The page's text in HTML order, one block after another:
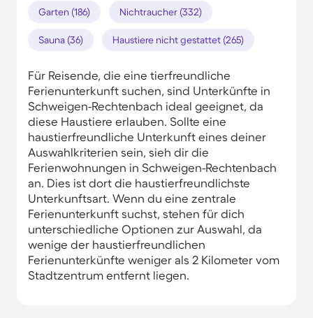
Garten (186) Nichtraucher (332)
Sauna (36) Haustiere nicht gestattet (265)
Für Reisende, die eine tierfreundliche
Ferienunterkunft suchen, sind Unterkünfte in
Schweigen-Rechtenbach ideal geeignet, da
diese Haustiere erlauben. Sollte eine
haustierfreundliche Unterkunft eines deiner
Auswahlkriterien sein, sieh dir die
Ferienwohnungen in Schweigen-Rechtenbach
an. Dies ist dort die haustierfreundlichste
Unterkunftsart. Wenn du eine zentrale
Ferienunterkunft suchst, stehen für dich
unterschiedliche Optionen zur Auswahl, da
wenige der haustierfreundlichen
Ferienunterkünfte weniger als 2 Kilometer vom
Stadtzentrum entfernt liegen.